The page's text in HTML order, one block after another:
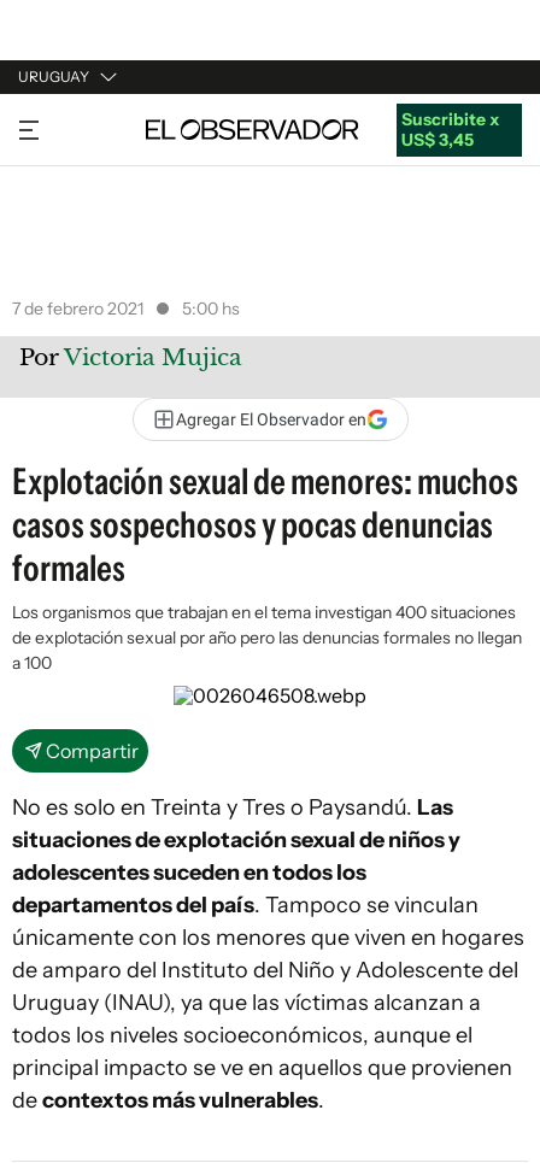
URUGUAY
URUGUAY
ARGENTINA
Suscribite x
US$ 3,45
7 de febrero 2021 5:00 hs
PorVictoria Mujica
Agregar El Observador en
Explotación sexual de menores: muchos
casos sospechosos y pocas denuncias
formales
Los organismos que trabajan en el tema investigan 400 situaciones
de explotación sexual por año pero las denuncias formales no llegan
a 100
Compartir
No es solo en Treinta y Tres o Paysandú. Las
situaciones de explotación sexual de niños y
adolescentes suceden en todos los
departamentos del país. Tampoco se vinculan
únicamente con los menores que viven en hogares
de amparo del Instituto del Niño y Adolescente del
Uruguay (INAU), ya que las víctimas alcanzan a
todos los niveles socioeconómicos, aunque el
principal impacto se ve en aquellos que provienen
decontextos más vulnerables.